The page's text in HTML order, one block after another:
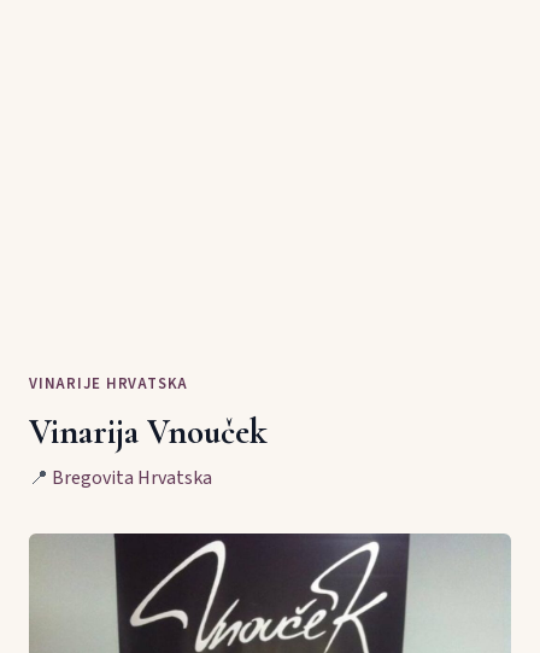
VINARIJE HRVATSKA
Vinarija Vnouček
📍 Bregovita Hrvatska